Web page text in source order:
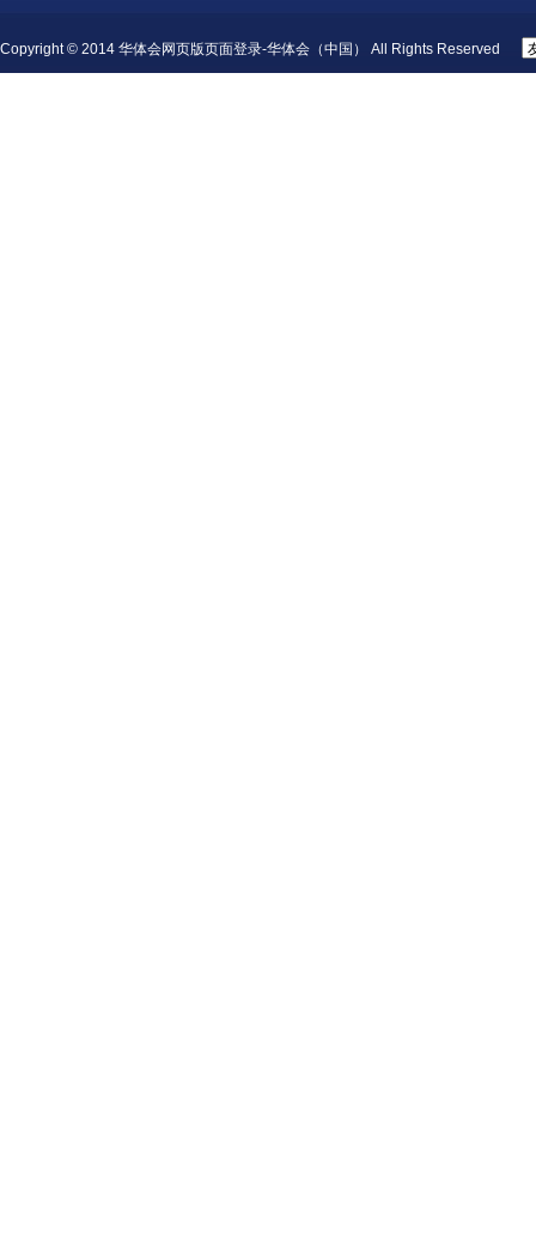
Copyright © 2014 华体会网页版页面登录-华体会（中国） All Rights Reserved